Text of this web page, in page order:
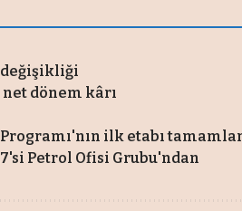
dönem kârı
ilk etabı
Petrol Ofisi Grubu'ndan